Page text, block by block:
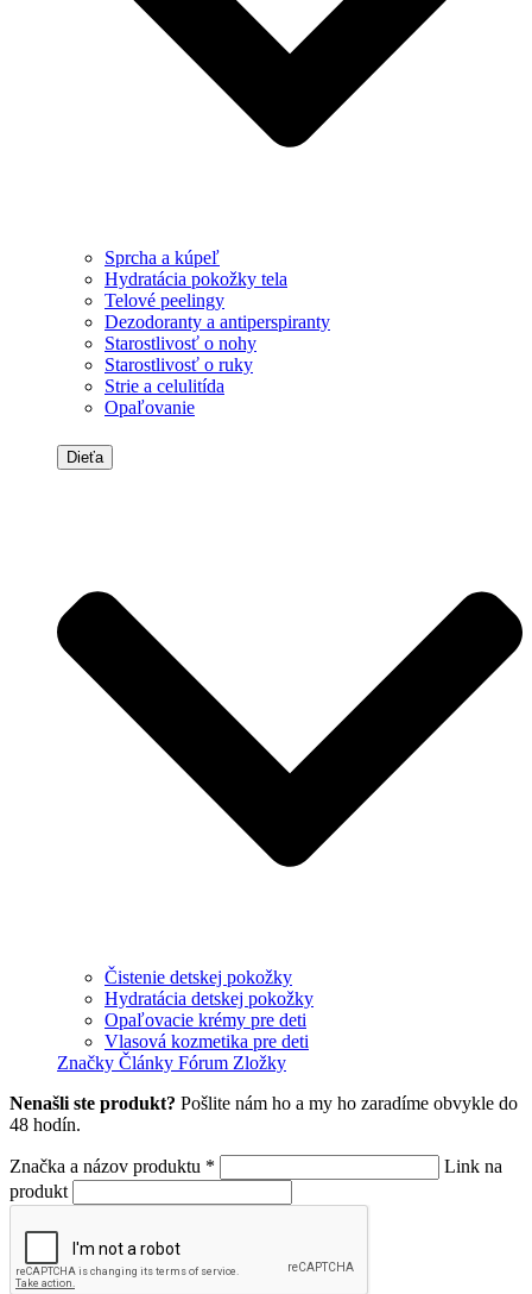
Sprcha a kúpeľ
Hydratácia pokožky tela
Telové peelingy
Dezodoranty a antiperspiranty
Starostlivosť o nohy
Starostlivosť o ruky
Strie a celulitída
Opaľovanie
Dieťa
Čistenie detskej pokožky
Hydratácia detskej pokožky
Opaľovacie krémy pre deti
Vlasová kozmetika pre deti
Značky Články Fórum Zložky
Nenašli ste produkt? Pošlite nám ho a my ho zaradíme obvykle do
48 hodín.
Značka a názov produktu *
Link na
produkt